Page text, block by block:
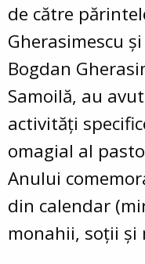
de către
Gherasimescu
Bogdan
Samoilă, au
activități
omagial al
Anului
din calendar
monahii, soții și